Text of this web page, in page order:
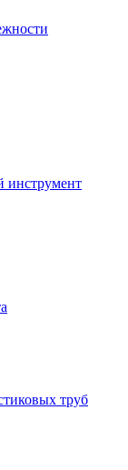
инструмент
труб